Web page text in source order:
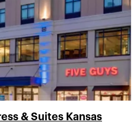
& Suites Kansas